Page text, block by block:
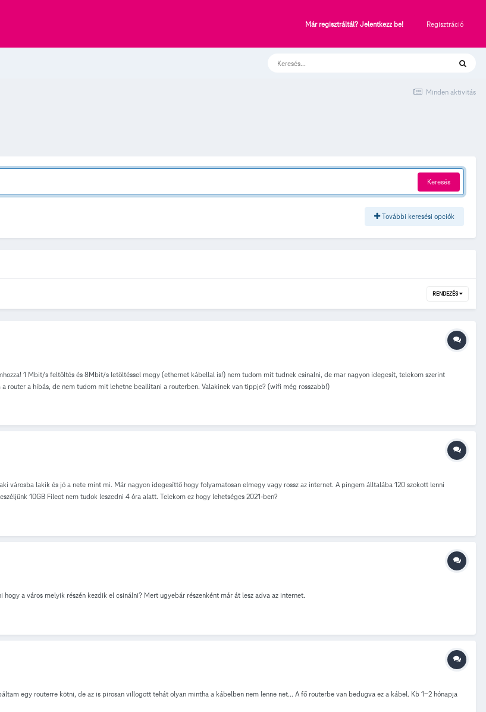
Már regisztráltál? Jelentkezz be! Regisztráció
Minden aktivitás
Keresés
További keresési opciók
RENDEZÉS
1 Mbit/s feltöltés és 8Mbit/s letöltéssel megy (ethernet kábellal is!) nem tudom mit tudnek csinalni, de mar nagyon idegesít, telekom szerint
router a hibás, de nem tudom mit lehetne beallitani a routerben. Valakinek van tippje? (wifi még rosszabb!)
városba lakik és jó a nete mint mi. Már nagyon idegesíttő hogy folyamatosan elmegy vagy rossz az internet. A pingem álltalába 120 szokott lenni
10GB Fileot nem tudok leszedni 4 óra alatt. Telekom ez hogy lehetséges 2021-ben?
a város melyik részén kezdik el csinálni? Mert ugyebár részenként már át lesz adva az internet.
egy routerre kötni, de az is pirosan villogott tehát olyan mintha a kábelben nem lenne net... A fő routerbe van bedugva ez a kábel. Kb 1-2 hónapja